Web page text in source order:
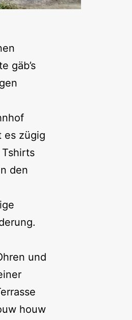
gäb’s
es zügig
den
und
houw